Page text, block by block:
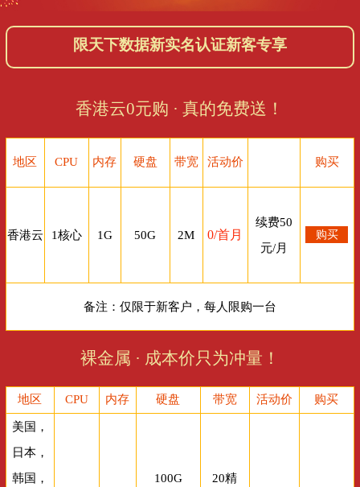
限天下数据新实名认证新客专享
香港云0元购 · 真的免费送！
地区 CPU 内存 硬盘 带宽 活动价 购买
香港云 1核心 1G 50G 2M 0/首月
续费50
元/月
购买
备注：仅限于新客户，每人限购一台
裸金属 · 成本价只为冲量！
地区 CPU 内存 硬盘 带宽 活动价 购买
美国，
日本，
韩国，
100G
20精